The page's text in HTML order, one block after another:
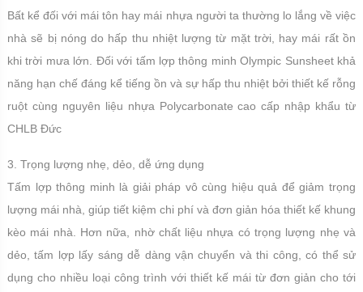
Bất kể đối với mái tôn hay mái nhựa người ta thường lo lắng về việc
nhà sẽ bị nóng do hấp thu nhiệt lượng từ mặt trời, hay mái rất ồn
khi trời mưa lớn. Đối với tấm lợp thông minh Olympic Sunsheet khả
năng hạn chế đáng kể tiếng ồn và sự hấp thu nhiệt bởi thiết kế rỗng
ruột cùng nguyên liệu nhựa Polycarbonate cao cấp nhập khẩu từ
CHLB Đức
3. Trọng lượng nhẹ, dẻo, dễ ứng dụng
Tấm lợp thông minh là giải pháp vô cùng hiệu quả để giảm trọng
lượng mái nhà, giúp tiết kiệm chi phí và đơn giản hóa thiết kế khung
kèo mái nhà. Hơn nữa, nhờ chất liệu nhựa có trọng lượng nhẹ và
dẻo, tấm lợp lấy sáng dễ dàng vận chuyển và thi công, có thể sử
dụng cho nhiều loại công trình với thiết kế mái từ đơn giản cho tới